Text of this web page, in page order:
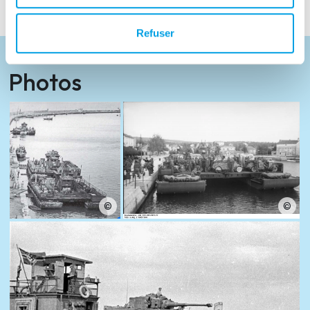
Refuser
Photos
© ©